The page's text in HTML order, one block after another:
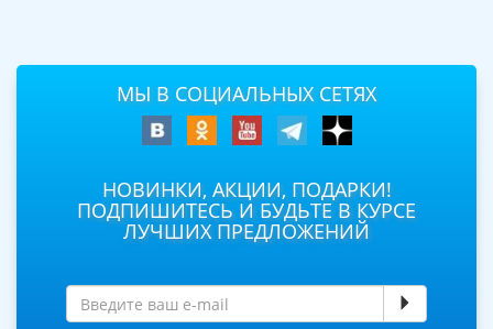
МЫ В СОЦИАЛЬНЫХ СЕТЯХ
НОВИНКИ, АКЦИИ, ПОДАРКИ!
ПОДПИШИТЕСЬ И БУДЬТЕ В КУРСЕ
ЛУЧШИХ ПРЕДЛОЖЕНИЙ